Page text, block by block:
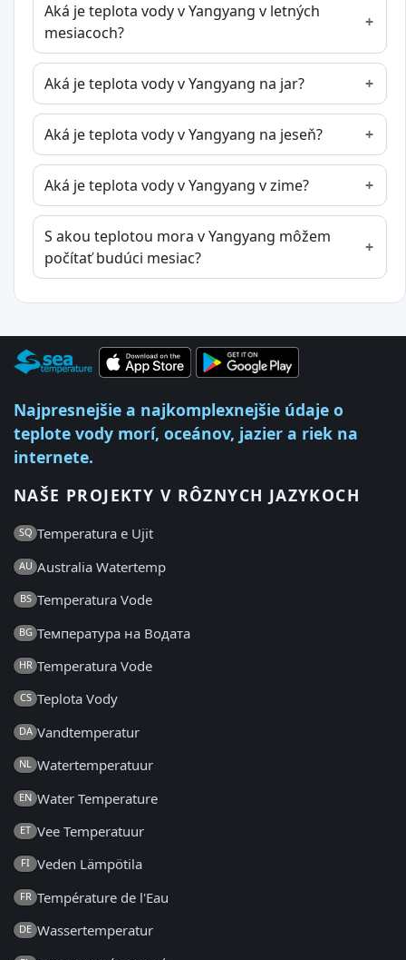
Aká je teplota vody v Yangyang v letných
mesiacoch?
Aká je teplota vody v Yangyang na jar?
Aká je teplota vody v Yangyang na jeseň?
Aká je teplota vody v Yangyang v zime?
S akou teplotou mora v Yangyang môžem
počítať budúci mesiac?
Najpresnejšie a najkomplexnejšie údaje o
teplote vody morí, oceánov, jazier a riek na
internete.
NAŠE PROJEKTY V RÔZNYCH JAZYKOCH
SQ Temperatura e Ujit
AU Australia Watertemp
BS Temperatura Vode
BG Температура на Водата
HR Temperatura Vode
CS Teplota Vody
DA Vandtemperatur
NL Watertemperatuur
EN Water Temperature
ET Vee Temperatuur
FI Veden Lämpötila
FR Température de l'Eau
DE Wassertemperatur